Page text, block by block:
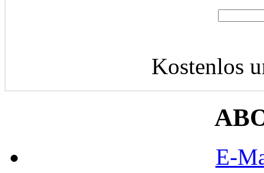
Kostenlos
E-